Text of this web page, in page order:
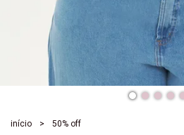
início 50% off